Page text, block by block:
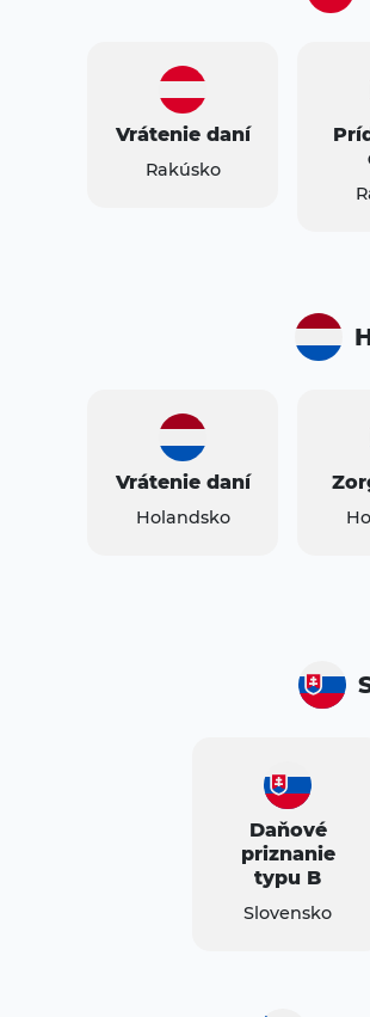
Vrátenie daní
Rakúsko
Vrátenie daní
Holandsko
Daňové
priznanie
typu B
Slovensko